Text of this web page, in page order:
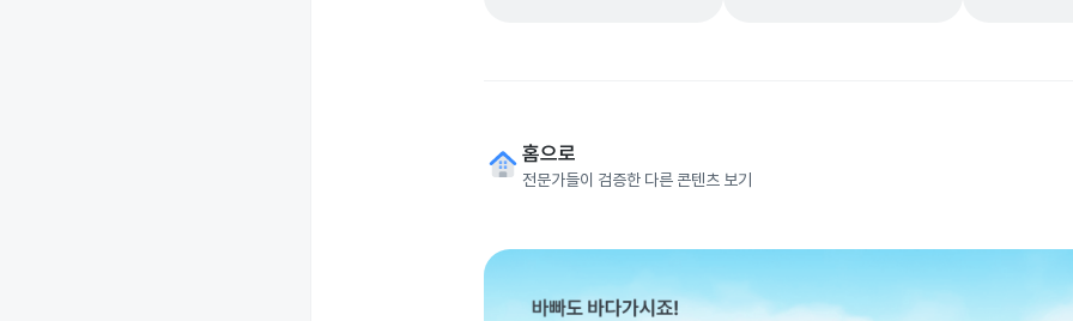
홈으로
전문가들이 검증한 다른 콘텐츠 보기